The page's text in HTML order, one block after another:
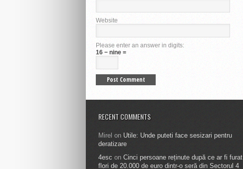
Website
Please enter an answer in digits:
16 − nine =
RECENT COMMENTS
Mirel on Utile: Unde puteti face sesizari pentru
deratizare
4esc on Cinci persoane reținute după ce ar fi furat
flori de 20.000 de euro dintr-o seră din Sectorul 4